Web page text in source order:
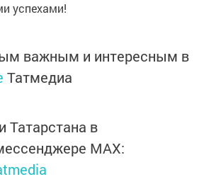
успехами!
важным и интересным в
Татмедиа
Татарстана в
MАХ: